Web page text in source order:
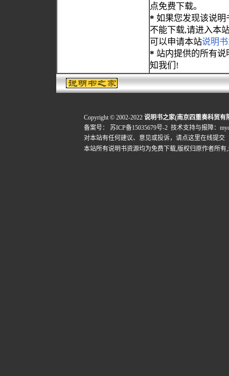
点免费下载。
* 如果您发现该说明
不能下载,请进入本
可以申请本站说明
* 站内提供的所有
知我们!
Copyright © 2002-2022 说明书之家(南京四重奏科贸有
备案号：
苏ICP备15035679号-2 技术支持与报障：
对本站有任何建议、意见或投诉， 请点这里在线提交
本站所有说明书资源均为免费下载,版权归原作者所